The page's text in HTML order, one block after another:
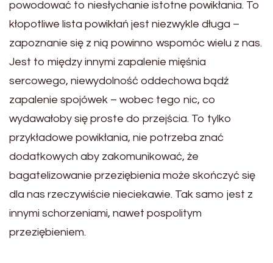
powodować to niesłychanie istotne powikłania. To
kłopotliwe lista powikłań jest niezwykle długa –
zapoznanie się z nią powinno wspomóc wielu z nas.
Jest to między innymi zapalenie mięśnia
sercowego, niewydolność oddechowa bądź
zapalenie spojówek – wobec tego nic, co
wydawałoby się proste do przejścia. To tylko
przykładowe powikłania, nie potrzeba znać
dodatkowych aby zakomunikować, że
bagatelizowanie przeziębienia może skończyć się
dla nas rzeczywiście nieciekawie. Tak samo jest z
innymi schorzeniami, nawet pospolitym
przeziębieniem.